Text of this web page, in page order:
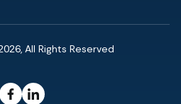
All Rights Reserved